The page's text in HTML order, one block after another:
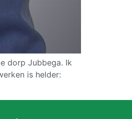
dorp Jubbega. Ik
is helder: